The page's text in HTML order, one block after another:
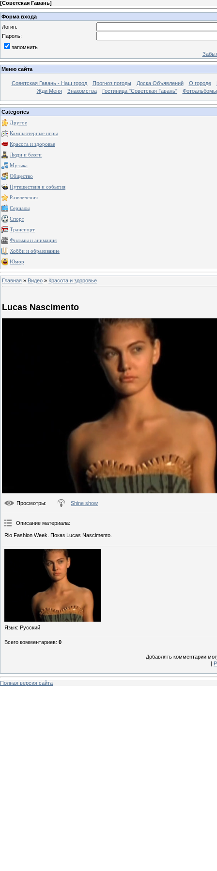
[Советская Гавань]
Форма входа
Логин:
Пароль:
запомнить
Меню сайта
Советская Гавань - Наш город Прогноз погоды Доска Объявлений О городе
Жди Меня
Знакомства Гостиница "Советская Гавань" Фотоальбомы
Categories
Другое
Компьютерные игры
Красота и здоровье
Люди и блоги
Музыка
Общество
Путешествия и события
Развлечения
Сериалы
Спорт
Транспорт
Фильмы и анимация
Хобби и образование
Юмор
Главная » Видео » Красота и здоровье
Lucas Nascimento
Просмотры: Shine show
Описание материала:
Rio Fashion Week. Показ Lucas Nascimento.
Язык: Русский
Всего комментариев: 0
Добавлять комментарии
[
Полная версия сайта